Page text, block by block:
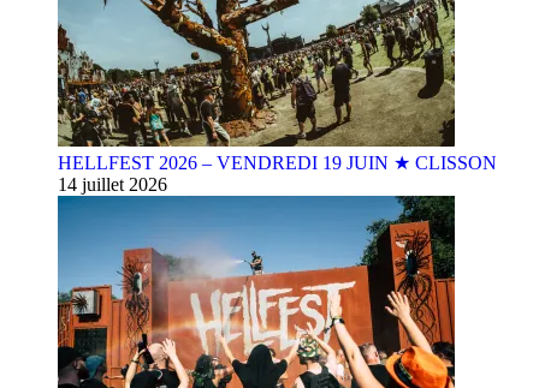
HELLFEST 2026 – VENDREDI 19 JUIN ★ CLISSON
14 juillet 2026